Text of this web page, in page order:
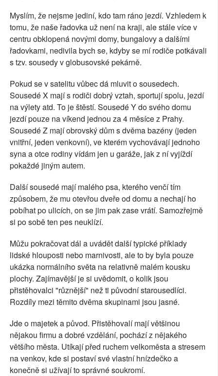
Myslím, že nejsme jediní, kdo tam ráno jezdí. Vzhledem k
tomu, že naše řadovka už není na kraji, ale stále více v
centru obklopená novými domy, bungalovy a dalšími
řadovkami, nedivila bych se, kdyby se mí rodiče potkávali
s tzv. sousedy v globusovské pekárně.
Pokud se v satelitu vůbec dá mluvit o sousedech.
Sousedé X mají s rodiči dobrý vztah, sportují spolu, jezdí
na výlety atd. To je štěstí. Sousedé Y do svého domu
jezdí pouze na víkend jednou za 4 měsíce z Prahy.
Sousedé Z mají obrovský dům s dvěma bazény (jeden
vnitřní, jeden venkovní), ve kterém vychovávají jednoho
syna a otce rodiny vídám jen u garáže, jak z ní vyjíždí
pokaždé jiným autem.
Další sousedé mají malého psa, kterého venčí tím
způsobem, že mu otevřou dveře od domu a nechají ho
pobíhat po ulicích, on se jim pak zase vrátí. Samozřejmě
si po sobě ten pes neuklízí.
Můžu pokračovat dál a uvádět další typické příklady
lidské hlouposti nebo marnivosti, ale to by byla pouze
ukázka normálního světa na relativně malém kousku
plochy. Zajímavější je si uvědomit, o kolik jsou
přistěhovalci "různější" než ti původní starousedlíci.
Rozdíly mezi těmito dvěma skupinami jsou jasné.
Jde o majetek a původ. Přistěhovalí mají většinou
nějakou firmu a dobré vzdělání, pochází z nějakého
většího města. Utíkají před ruchem velkoměsta a stresem
na venkov, kde si postaví své vlastní hnízdečko a
konečně si užívají to správné soukromí.